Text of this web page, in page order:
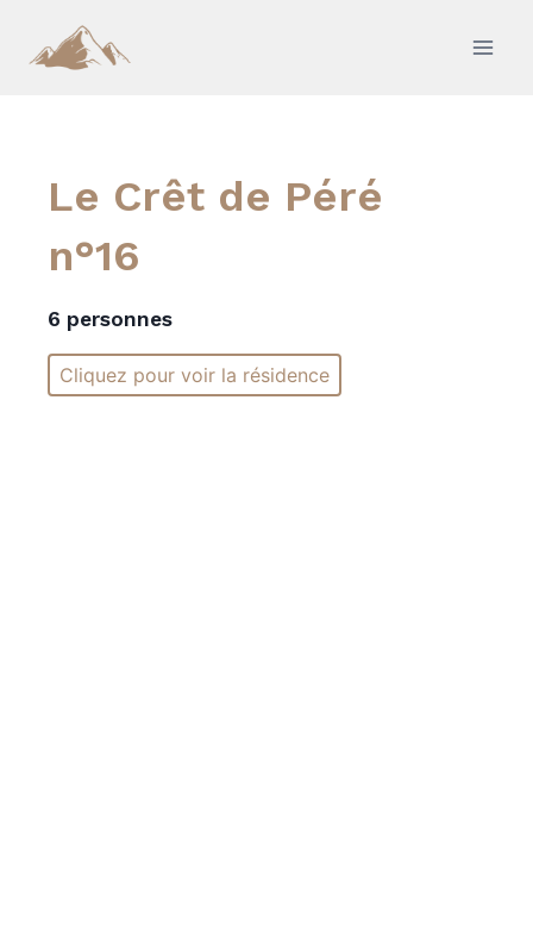
Le Crêt de Péré
n°16
6 personnes
Cliquez pour voir la résidence